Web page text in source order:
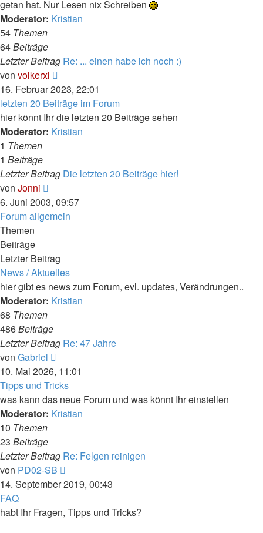
getan hat. Nur Lesen nix Schreiben
Moderator: Kristian
54 Themen
64Beiträge
Letzter Beitrag Re: ... einen habe ich noch :)
von volkerxl
Beitrag
16. Februar 2023, 22:01
letzten 20 Beiträge im Forum
hier könnt Ihr die letzten 20 Beiträge sehen
Moderator: Kristian
1 Themen
1 Beiträge
Letzter Beitrag Die letzten 20 Beiträge hier!
von Jonni
Beitrag
6. Juni 2003, 09:57
Forum allgemein
Themen
Beiträge
Letzter Beitrag
News / Aktuelles
hier gibt es news zum Forum, evl. updates, Verändrungen..
Moderator: Kristian
68 Themen
486Beiträge
Letzter Beitrag Re: 47 Jahre
von Gabriel
Beitrag
10. Mai 2026, 11:01
Tipps und Tricks
was kann das neue Forum und was könnt Ihr einstellen
Moderator: Kristian
10 Themen
23 Beiträge
Letzter Beitrag Re: Felgen reinigen
von PD02-SB
Beitrag
14. September 2019, 00:43
FAQ
habt Ihr Fragen, Tipps und Tricks?